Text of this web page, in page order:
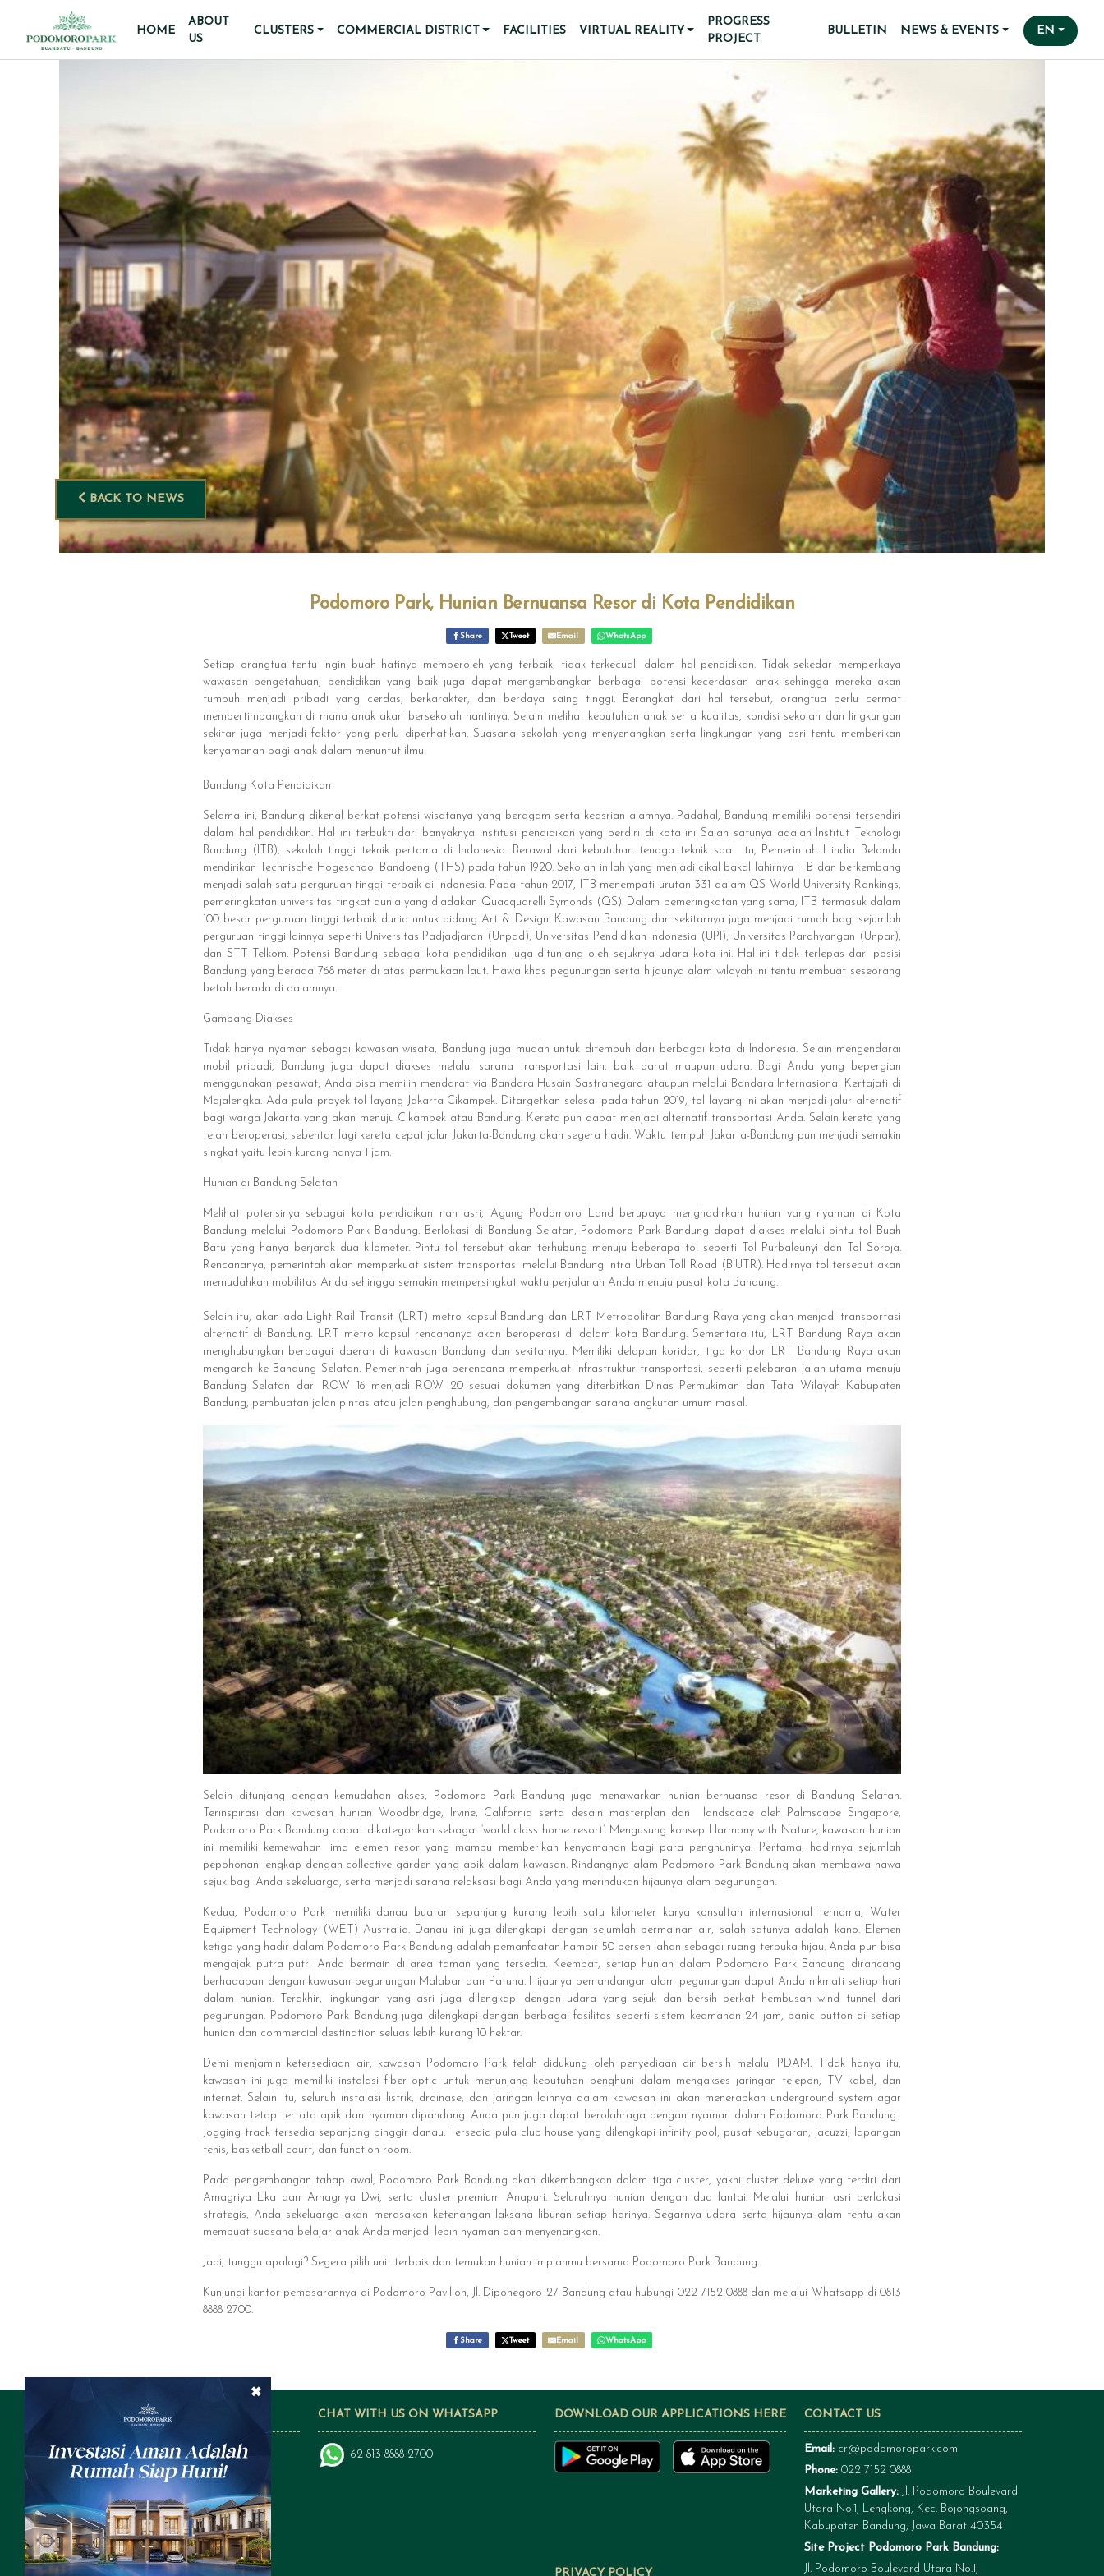
HOME
ABOUT
US
CLUSTERS COMMERCIAL DISTRICT FACILITIES VIRTUAL REALITY
PROGRESS
PROJECT
BULLETIN NEWS & EVENTS EN
BACK TO NEWS
Podomoro Park, Hunian Bernuansa Resor di Kota Pendidikan
Share Tweet Email WhatsApp
Setiap orangtua tentu ingin buah hatinya memperoleh yang terbaik, tidak terkecuali dalam hal pendidikan. Tidak sekedar memperkaya
wawasan pengetahuan, pendidikan yang baik juga dapat mengembangkan berbagai potensi kecerdasan anak sehingga mereka akan
tumbuh menjadi pribadi yang cerdas, berkarakter, dan berdaya saing tinggi. Berangkat dari hal tersebut, orangtua perlu cermat
mempertimbangkan di mana anak akan bersekolah nantinya. Selain melihat kebutuhan anak serta kualitas, kondisi sekolah dan lingkungan
sekitar juga menjadi faktor yang perlu diperhatikan. Suasana sekolah yang menyenangkan serta lingkungan yang asri tentu memberikan
kenyamanan bagi anak dalam menuntut ilmu.
Bandung Kota Pendidikan
Selama ini, Bandung dikenal berkat potensi wisatanya yang beragam serta keasrian alamnya. Padahal, Bandung memiliki potensi tersendiri
dalam hal pendidikan. Hal ini terbukti dari banyaknya institusi pendidikan yang berdiri di kota ini Salah satunya adalah Institut Teknologi
Bandung (ITB), sekolah tinggi teknik pertama di Indonesia. Berawal dari kebutuhan tenaga teknik saat itu, Pemerintah Hindia Belanda
mendirikan Technische Hogeschool Bandoeng (THS) pada tahun 1920. Sekolah inilah yang menjadi cikal bakal lahirnya ITB dan berkembang
menjadi salah satu perguruan tinggi terbaik di Indonesia. Pada tahun 2017, ITB menempati urutan 331 dalam QS World University Rankings,
pemeringkatan universitas tingkat dunia yang diadakan Quacquarelli Symonds (QS). Dalam pemeringkatan yang sama, ITB termasuk dalam
100 besar perguruan tinggi terbaik dunia untuk bidang Art & Design. Kawasan Bandung dan sekitarnya juga menjadi rumah bagi sejumlah
perguruan tinggi lainnya seperti Universitas Padjadjaran (Unpad), Universitas Pendidikan Indonesia (UPI), Universitas Parahyangan (Unpar),
dan STT Telkom. Potensi Bandung sebagai kota pendidikan juga ditunjang oleh sejuknya udara kota ini. Hal ini tidak terlepas dari posisi
Bandung yang berada 768 meter di atas permukaan laut. Hawa khas pegunungan serta hijaunya alam wilayah ini tentu membuat seseorang
betah berada di dalamnya.
Gampang Diakses
Tidak hanya nyaman sebagai kawasan wisata, Bandung juga mudah untuk ditempuh dari berbagai kota di Indonesia. Selain mengendarai
mobil pribadi, Bandung juga dapat diakses melalui sarana transportasi lain, baik darat maupun udara. Bagi Anda yang bepergian
menggunakan pesawat, Anda bisa memilih mendarat via Bandara Husain Sastranegara ataupun melalui Bandara Internasional Kertajati di
Majalengka. Ada pula proyek tol layang Jakarta-Cikampek. Ditargetkan selesai pada tahun 2019, tol layang ini akan menjadi jalur alternatif
bagi warga Jakarta yang akan menuju Cikampek atau Bandung. Kereta pun dapat menjadi alternatif transportasi Anda. Selain kereta yang
telah beroperasi, sebentar lagi kereta cepat jalur Jakarta-Bandung akan segera hadir. Waktu tempuh Jakarta-Bandung pun menjadi semakin
singkat yaitu lebih kurang hanya 1 jam.
Hunian di Bandung Selatan
Melihat potensinya sebagai kota pendidikan nan asri, Agung Podomoro Land berupaya menghadirkan hunian yang nyaman di Kota
Bandung melalui Podomoro Park Bandung. Berlokasi di Bandung Selatan, Podomoro Park Bandung dapat diakses melalui pintu tol Buah
Batu yang hanya berjarak dua kilometer. Pintu tol tersebut akan terhubung menuju beberapa tol seperti Tol Purbaleunyi dan Tol Soroja.
Rencananya, pemerintah akan memperkuat sistem transportasi melalui Bandung Intra Urban Toll Road (BIUTR). Hadirnya tol tersebut akan
memudahkan mobilitas Anda sehingga semakin mempersingkat waktu perjalanan Anda menuju pusat kota Bandung.
Selain itu, akan ada Light Rail Transit (LRT) metro kapsul Bandung dan LRT Metropolitan Bandung Raya yang akan menjadi transportasi
alternatif di Bandung. LRT metro kapsul rencananya akan beroperasi di dalam kota Bandung. Sementara itu, LRT Bandung Raya akan
menghubungkan berbagai daerah di kawasan Bandung dan sekitarnya. Memiliki delapan koridor, tiga koridor LRT Bandung Raya akan
mengarah ke Bandung Selatan. Pemerintah juga berencana memperkuat infrastruktur transportasi, seperti pelebaran jalan utama menuju
Bandung Selatan dari ROW 16 menjadi ROW 20 sesuai dokumen yang diterbitkan Dinas Permukiman dan Tata Wilayah Kabupaten
Bandung, pembuatan jalan pintas atau jalan penghubung, dan pengembangan sarana angkutan umum masal.
Selain ditunjang dengan kemudahan akses, Podomoro Park Bandung juga menawarkan hunian bernuansa resor di Bandung Selatan.
Terinspirasi dari kawasan hunian Woodbridge, Irvine, California serta desain masterplan dan landscape oleh Palmscape Singapore,
Podomoro Park Bandung dapat dikategorikan sebagai ‘world class home resort’. Mengusung konsep Harmony with Nature, kawasan hunian
ini memiliki kemewahan lima elemen resor yang mampu memberikan kenyamanan bagi para penghuninya. Pertama, hadirnya sejumlah
pepohonan lengkap dengan collective garden yang apik dalam kawasan. Rindangnya alam Podomoro Park Bandung akan membawa hawa
sejuk bagi Anda sekeluarga, serta menjadi sarana relaksasi bagi Anda yang merindukan hijaunya alam pegunungan.
Kedua, Podomoro Park memiliki danau buatan sepanjang kurang lebih satu kilometer karya konsultan internasional ternama, Water
Equipment Technology (WET) Australia. Danau ini juga dilengkapi dengan sejumlah permainan air, salah satunya adalah kano. Elemen
ketiga yang hadir dalam Podomoro Park Bandung adalah pemanfaatan hampir 50 persen lahan sebagai ruang terbuka hijau. Anda pun bisa
mengajak putra putri Anda bermain di area taman yang tersedia. Keempat, setiap hunian dalam Podomoro Park Bandung dirancang
berhadapan dengan kawasan pegunungan Malabar dan Patuha. Hijaunya pemandangan alam pegunungan dapat Anda nikmati setiap hari
dalam hunian. Terakhir, lingkungan yang asri juga dilengkapi dengan udara yang sejuk dan bersih berkat hembusan wind tunnel dari
pegunungan. Podomoro Park Bandung juga dilengkapi dengan berbagai fasilitas seperti sistem keamanan 24 jam, panic button di setiap
hunian dan commercial destination seluas lebih kurang 10 hektar.
Demi menjamin ketersediaan air, kawasan Podomoro Park telah didukung oleh penyediaan air bersih melalui PDAM. Tidak hanya itu,
kawasan ini juga memiliki instalasi fiber optic untuk menunjang kebutuhan penghuni dalam mengakses jaringan telepon, TV kabel, dan
internet. Selain itu, seluruh instalasi listrik, drainase, dan jaringan lainnya dalam kawasan ini akan menerapkan underground system agar
kawasan tetap tertata apik dan nyaman dipandang. Anda pun juga dapat berolahraga dengan nyaman dalam Podomoro Park Bandung.
Jogging track tersedia sepanjang pinggir danau. Tersedia pula club house yang dilengkapi infinity pool, pusat kebugaran, jacuzzi, lapangan
tenis, basketball court, dan function room.
Pada pengembangan tahap awal, Podomoro Park Bandung akan dikembangkan dalam tiga cluster, yakni cluster deluxe yang terdiri dari
Amagriya Eka dan Amagriya Dwi, serta cluster premium Anapuri. Seluruhnya hunian dengan dua lantai. Melalui hunian asri berlokasi
strategis, Anda sekeluarga akan merasakan ketenangan laksana liburan setiap harinya. Segarnya udara serta hijaunya alam tentu akan
membuat suasana belajar anak Anda menjadi lebih nyaman dan menyenangkan.
Jadi, tunggu apalagi? Segera pilih unit terbaik dan temukan hunian impianmu bersama Podomoro Park Bandung.
Kunjungi kantor pemasarannya di Podomoro Pavilion, Jl. Diponegoro 27 Bandung atau hubungi 022 7152 0888 dan melalui Whatsapp di 0813
8888 2700.
Share Tweet Email WhatsApp
×
FOLLOW US ON SOCIAL MEDIA CHAT WITH US ON WHATSAPP
62 813 8888 2700
DOWNLOAD OUR APPLICATIONS HERE
PRIVACY POLICY
CONTACT US
Email: cr@podomoropark.com
Phone: 022 7152 0888
Marketing Gallery:Jl. Podomoro Boulevard
Utara No.1, Lengkong, Kec. Bojongsoang,
Kabupaten Bandung, Jawa Barat 40354
Site Project Podomoro Park Bandung:
Jl. Podomoro Boulevard Utara No.1,